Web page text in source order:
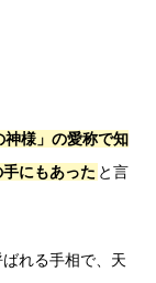
神様」の愛称で知
にもあった と言
れる手相で、天